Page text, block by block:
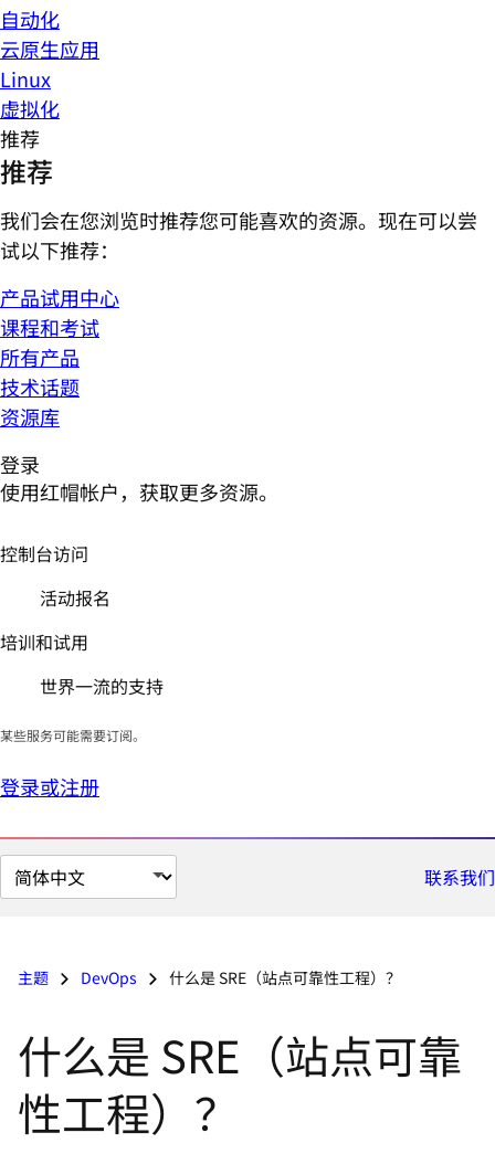
自动化
云原生应用
Linux
虚拟化
推荐
推荐
我们会在您浏览时推荐您可能喜欢的资源。现在可以尝
试以下推荐：
产品试用中心
课程和考试
所有产品
技术话题
资源库
登录
使用红帽帐户，获取更多资源。
控制台访问
活动报名
培训和试用
世界一流的支持
某些服务可能需要订阅。
登录或注册
切
换
语
联系我们
主题 DevOps 什么是 SRE（站点可靠性工程）？
什么是 SRE（站点可靠
性工程）？